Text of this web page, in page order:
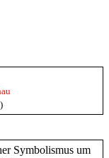
Symbolismus um